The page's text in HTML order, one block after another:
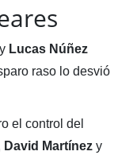
Lucas Núñez
raso lo desvió
el control del
David Martínezy